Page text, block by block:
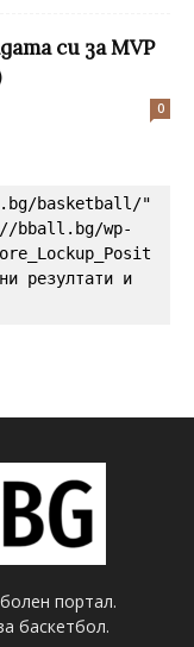
си за MVP
0
basketball/"
bball.bg/wp-
резултати и
портал.
баскетбол.